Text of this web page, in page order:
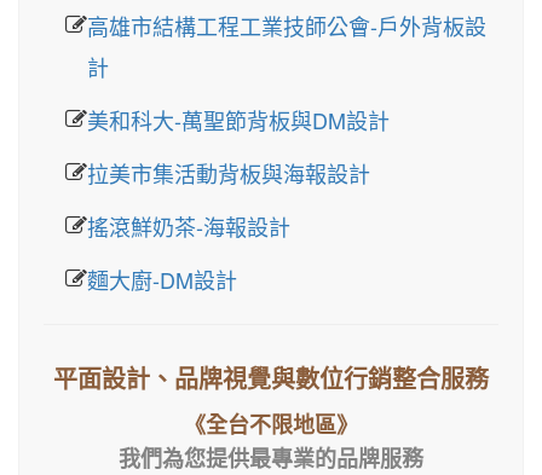
高雄市結構工程工業技師公會-戶外背板設
計
美和科大-萬聖節背板與DM設計
拉美市集活動背板與海報設計
搖滾鮮奶茶-海報設計
麵大廚-DM設計
平面設計、品牌視覺與數位行銷整合服務
《全台不限地區》
我們為您提供最專業的品牌服務